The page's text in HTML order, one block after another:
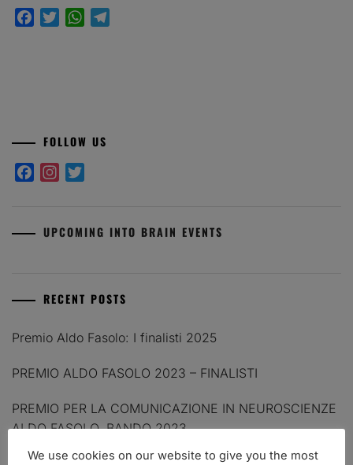
FacebookTwitterWhatsApp
FOLLOW US
FacebookInstagram
UPCOMING INTO BRAIN EVENTS
RECENT POSTS
Premio Aldo Fasolo: I finalisti 2025
PREMIO ALDO FASOLO 2023 – FINALISTI
PREMIO PER LA COMUNICAZIONE IN NEUROSCIENZE
ALDO FASOLO. BANDO 2023
We use cookies on our website to give you the most